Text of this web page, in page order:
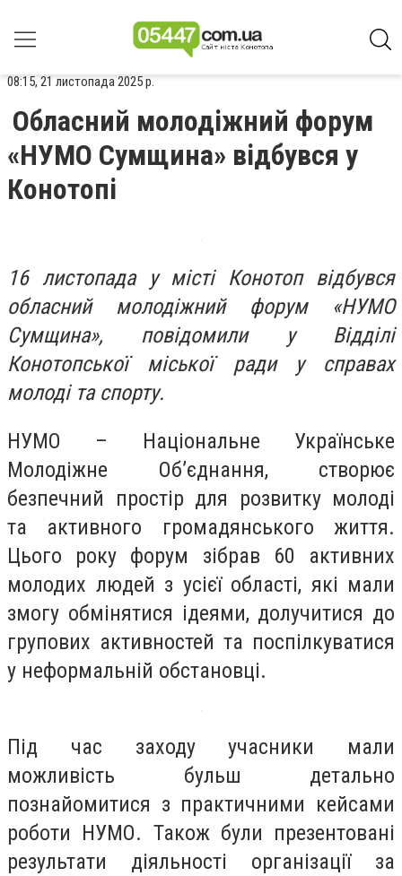
08:15, 21 листопада 2025 р.
Обласний молодіжний форум
«НУМО Сумщина» відбувся у
Конотопі
16 листопада у місті Конотоп відбувся
обласний молодіжний форум «НУМО
Сумщина», повідомили у Відділі
Конотопської міської ради у справах
молоді та спорту.
НУМО – Національне Українське
Молодіжне Об’єднання, створює
безпечний простір для розвитку молоді
та активного громадянського життя.
Цього року форум зібрав 60 активних
молодих людей з усієї області, які мали
змогу обмінятися ідеями, долучитися до
групових активностей та поспілкуватися
у неформальній обстановці.
Під час заходу учасники мали
можливість бульш детально
познайомитися з практичними кейсами
роботи НУМО. Також були презентовані
результати діяльності організації за